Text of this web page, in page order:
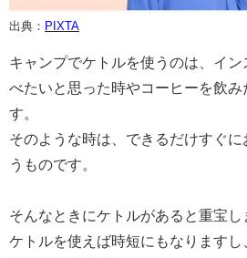
出典： PIXTA
キャンプでケトルを使うのは、イ
べたいと思った時やコーヒーを飲
す。
そのような時は、できるだけすぐ
うものです。
そんなときにケトルがあると重宝し
ケトルを使えば時短にもなりますし